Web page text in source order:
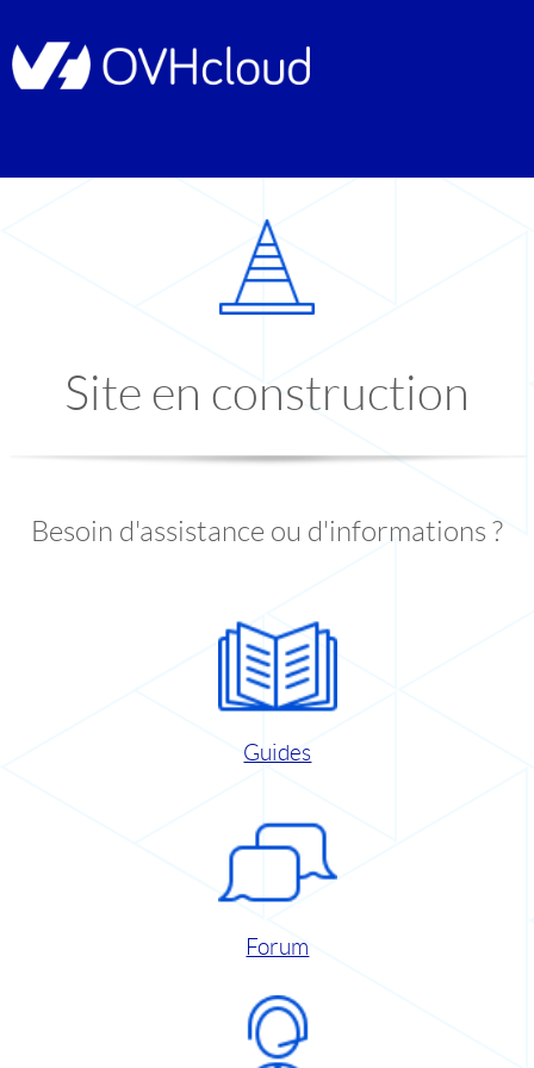
Site en construction
Besoin d'assistance ou d'informations ?
Guides
Forum